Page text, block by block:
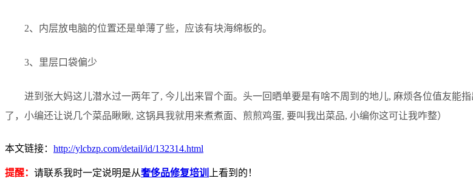
2、内层放电脑的位置还是单薄了些，应该有块海绵板的。
3、里层口袋偏少
进到张大妈这儿潜水过一两年了, 今儿出来冒个面。头一回晒单要是有啥不周到的地儿, 麻烦各位值友能
了，小编还让说几个菜品瞅瞅, 这锅具我就用来煮煮面、煎煎鸡蛋, 要叫我出菜品, 小编你这可让我咋整）
本文链接： http://ylcbzp.com/detail/id/132314.html
提醒： 请联系我时一定说明是从奢侈品修复培训 上看到的！